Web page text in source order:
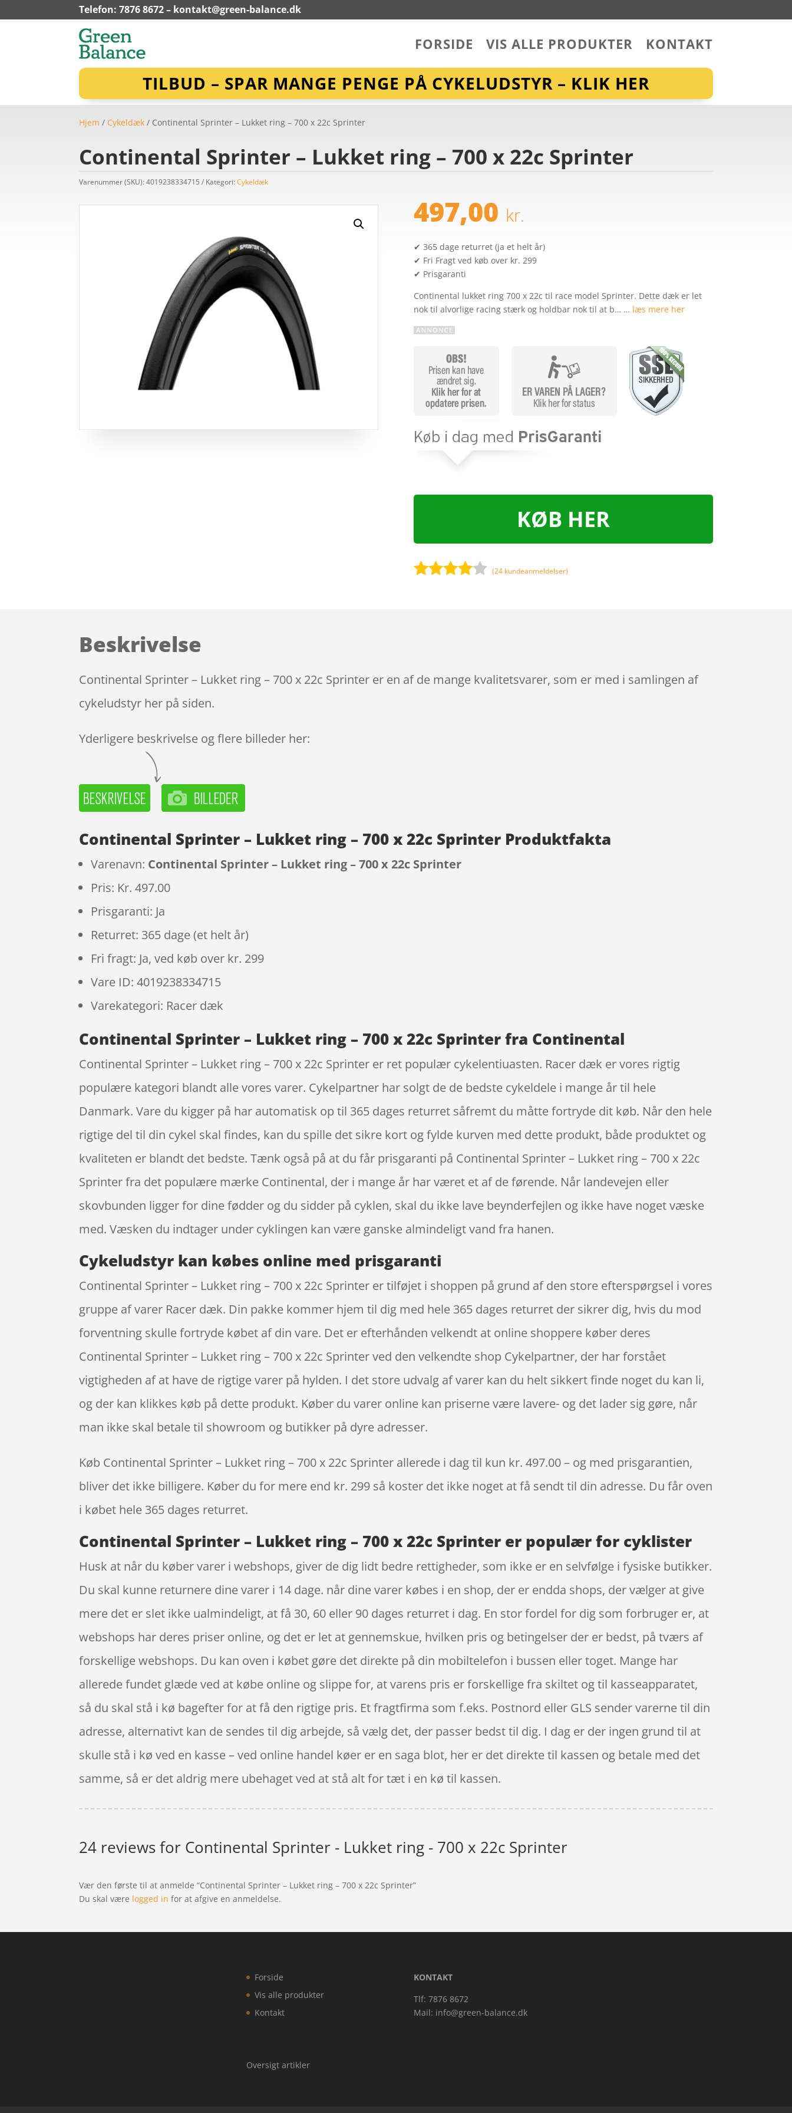
Telefon: 7876 8672 – kontakt@green-balance.dk
FORSIDE VIS ALLE PRODUKTER KONTAKT
TILBUD – SPAR MANGE PENGE PÅ CYKELUDSTYR – KLIK HER
Hjem / Cykeldæk / Continental Sprinter – Lukket ring – 700 x 22c Sprinter
Continental Sprinter – Lukket ring – 700 x 22c Sprinter
Varenummer (SKU):4019238334715 Kategori:Cykeldæk
497,00 kr.
✔ 365 dage returret (ja et helt år)
✔ Fri Fragt ved køb over kr. 299
✔ Prisgaranti
Continental lukket ring 700 x 22c til race model Sprinter. Dette dæk er let
nok til alvorlige racing stærk og holdbar nok til at b… … læs mere her
KØB HER
ømmels
er
(24 kundeanmeldelser)
Beskrivelse
Continental Sprinter – Lukket ring – 700 x 22c Sprinter er en af de mange kvalitetsvarer, som er med i samlingen af
cykeludstyr her på siden.
Yderligere beskrivelse og flere billeder her:
Continental Sprinter – Lukket ring – 700 x 22c Sprinter Produktfakta
Varenavn: Continental Sprinter – Lukket ring – 700 x 22c Sprinter
Pris: Kr. 497.00
Prisgaranti: Ja
Returret: 365 dage (et helt år)
Fri fragt: Ja, ved køb over kr. 299
Vare ID: 4019238334715
Varekategori: Racer dæk
Continental Sprinter – Lukket ring – 700 x 22c Sprinter fra Continental
Continental Sprinter – Lukket ring – 700 x 22c Sprinter er ret populær cykelentiuasten. Racer dæk er vores rigtig
populære kategori blandt alle vores varer. Cykelpartner har solgt de de bedste cykeldele i mange år til hele
Danmark. Vare du kigger på har automatisk op til 365 dages returret såfremt du måtte fortryde dit køb. Når den hele
rigtige del til din cykel skal findes, kan du spille det sikre kort og fylde kurven med dette produkt, både produktet og
kvaliteten er blandt det bedste. Tænk også på at du får prisgaranti på Continental Sprinter – Lukket ring – 700 x 22c
Sprinter fra det populære mærke Continental, der i mange år har været et af de førende. Når landevejen eller
skovbunden ligger for dine fødder og du sidder på cyklen, skal du ikke lave beynderfejlen og ikke have noget væske
med. Væsken du indtager under cyklingen kan være ganske almindeligt vand fra hanen.
Cykeludstyr kan købes online med prisgaranti
Continental Sprinter – Lukket ring – 700 x 22c Sprinter er tilføjet i shoppen på grund af den store efterspørgsel i vores
gruppe af varer Racer dæk. Din pakke kommer hjem til dig med hele 365 dages returret der sikrer dig, hvis du mod
forventning skulle fortryde købet af din vare. Det er efterhånden velkendt at online shoppere køber deres
Continental Sprinter – Lukket ring – 700 x 22c Sprinter ved den velkendte shop Cykelpartner, der har forstået
vigtigheden af at have de rigtige varer på hylden. I det store udvalg af varer kan du helt sikkert finde noget du kan li,
og der kan klikkes køb på dette produkt. Køber du varer online kan priserne være lavere- og det lader sig gøre, når
man ikke skal betale til showroom og butikker på dyre adresser.
Køb Continental Sprinter – Lukket ring – 700 x 22c Sprinter allerede i dag til kun kr. 497.00 – og med prisgarantien,
bliver det ikke billigere. Køber du for mere end kr. 299 så koster det ikke noget at få sendt til din adresse. Du får oven
i købet hele 365 dages returret.
Continental Sprinter – Lukket ring – 700 x 22c Sprinter er populær for cyklister
Husk at når du køber varer i webshops, giver de dig lidt bedre rettigheder, som ikke er en selvfølge i fysiske butikker.
Du skal kunne returnere dine varer i 14 dage. når dine varer købes i en shop, der er endda shops, der vælger at give
mere det er slet ikke ualmindeligt, at få 30, 60 eller 90 dages returret i dag. En stor fordel for dig som forbruger er, at
webshops har deres priser online, og det er let at gennemskue, hvilken pris og betingelser der er bedst, på tværs af
forskellige webshops. Du kan oven i købet gøre det direkte på din mobiltelefon i bussen eller toget. Mange har
allerede fundet glæde ved at købe online og slippe for, at varens pris er forskellige fra skiltet og til kasseapparatet,
så du skal stå i kø bagefter for at få den rigtige pris. Et fragtfirma som f.eks. Postnord eller GLS sender varerne til din
adresse, alternativt kan de sendes til dig arbejde, så vælg det, der passer bedst til dig. I dag er der ingen grund til at
skulle stå i kø ved en kasse – ved online handel køer er en saga blot, her er det direkte til kassen og betale med det
samme, så er det aldrig mere ubehaget ved at stå alt for tæt i en kø til kassen.
24 reviews for Continental Sprinter - Lukket ring - 700 x 22c Sprinter
Vær den første til at anmelde “Continental Sprinter – Lukket ring – 700 x 22c Sprinter”
Du skal være logged in for at afgive en anmeldelse.
Forside
Vis alle produkter
Kontakt
Oversigt artikler
KONTAKT
Tlf: 7876 8672
Mail: info@green-balance.dk